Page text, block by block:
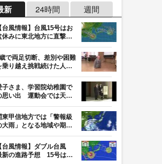
新 24時間 週間
台風情報】台風15号はお
休みに東北地方に直撃す
で両足切断、差別や困難
乗り越え挑戦続けた人
子さま、学習院幼稚園で
思い出 運動会では天皇
東甲信地方では「警報級
大雨」となる地域や期間
台風情報】ダブル台風
新の進路予想 15号は北